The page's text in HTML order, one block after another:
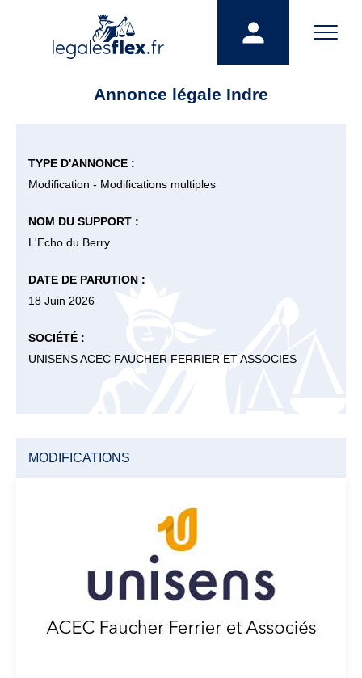
Annonce légale Indre
TYPE D'ANNONCE :
Modification - Modifications multiples
NOM DU SUPPORT :
L'Echo du Berry
DATE DE PARUTION :
18 Juin 2026
SOCIÉTÉ :
UNISENS ACEC FAUCHER FERRIER ET ASSOCIES
MODIFICATIONS